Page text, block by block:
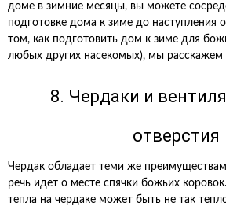
доме в зимние месяцы, вы можете
подготовке дома к зиме до наступления
том, как подготовить дом к зиме для
любых других насекомых), мы расскажем
8. Чердаки и
отверстия
Чердак обладает теми же
речь идет о месте спячки божьих
тепла на чердаке может быть не так